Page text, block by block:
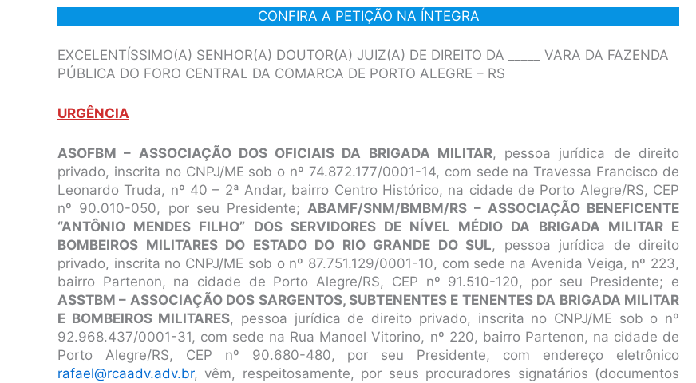
CONFIRA A PETIÇÃO NA ÍNTEGRA
EXCELENTÍSSIMO(A) SENHOR(A) DOUTOR(A) JUIZ(A) DE DIREITO DA _____ VARA DA FAZENDA
PÚBLICA DO FORO CENTRAL DA COMARCA DE PORTO ALEGRE – RS
URGÊNCIA
ASOFBM – ASSOCIAÇÃO DOS OFICIAIS DA BRIGADA MILITAR, pessoa jurídica de direito
privado, inscrita no CNPJ/ME sob o nº 74.872.177/0001-14, com sede na Travessa Francisco de
Leonardo Truda, nº 40 – 2ª Andar, bairro Centro Histórico, na cidade de Porto Alegre/RS, CEP
nº 90.010-050, por seu Presidente;ABAMF/SNM/BMBM/RS – ASSOCIAÇÃO BENEFICENTE
“ANTÔNIO MENDES FILHO” DOS SERVIDORES DE NÍVEL MÉDIO DA BRIGADA MILITAR E
BOMBEIROS MILITARES DO ESTADO DO RIO GRANDE DO SUL, pessoa jurídica de direito
privado, inscrita no CNPJ/ME sob o nº 87.751.129/0001-10, com sede na Avenida Veiga, nº 223,
bairro Partenon, na cidade de Porto Alegre/RS, CEP nº 91.510-120, por seu Presidente; e
ASSTBM – ASSOCIAÇÃO DOS SARGENTOS, SUBTENENTES E TENENTES DA BRIGADA MILITAR
E BOMBEIROS MILITARES, pessoa jurídica de direito privado, inscrita no CNPJ/ME sob o nº
92.968.437/0001-31, com sede na Rua Manoel Vitorino, nº 220, bairro Partenon, na cidade de
Porto Alegre/RS, CEP nº 90.680-480, por seu Presidente, com endereço eletrônico
rafael@rcaadv.adv.br, vêm, respeitosamente, por seus procuradores signatários (documentos